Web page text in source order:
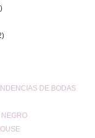
DE BODAS